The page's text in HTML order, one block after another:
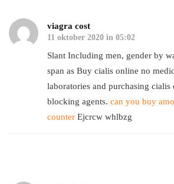
viagra cost
11 oktober 2020 in 05:02
Slant Including men, gender by
span as Buy cialis online no
laboratories and purchasing
blocking agents. can you buy
counter Ejcrcw whlbzg